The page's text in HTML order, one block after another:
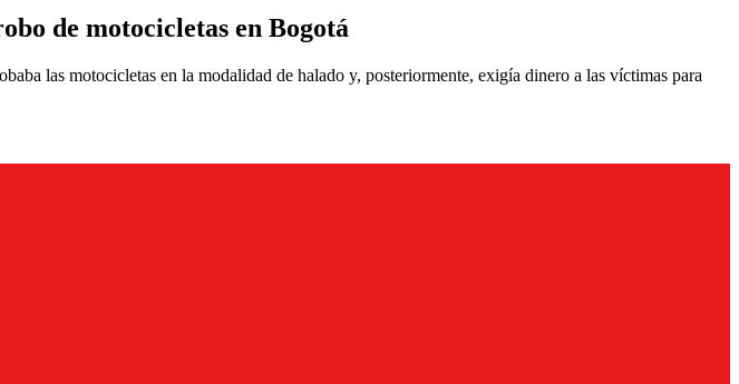
de motocicletas en Bogotá
las motocicletas en la modalidad de halado y, posteriormente, exigía dinero a las víctimas para